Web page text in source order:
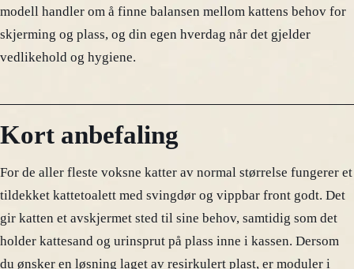
modell handler om å finne balansen mellom kattens behov for
skjerming og plass, og din egen hverdag når det gjelder
vedlikehold og hygiene.
Kort anbefaling
For de aller fleste voksne katter av normal størrelse fungerer et
tildekket kattetoalett med svingdør og vippbar front godt. Det
gir katten et avskjermet sted til sine behov, samtidig som det
holder kattesand og urinsprut på plass inne i kassen. Dersom
du ønsker en løsning laget av resirkulert plast, er moduler i